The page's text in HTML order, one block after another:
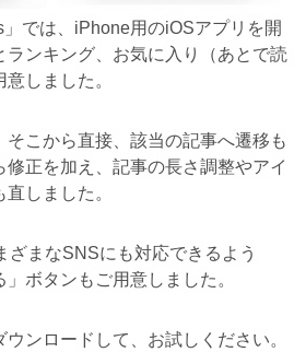
では、iPhone用のiOSアプリを開
ンキング、お気に入り（あとで読
しました。
そこから直接、該当の記事へ遷移も
正を加え、記事の長さ調整やアイ
しました。
ざまなSNSにも対応できるよう
」ボタンもご用意しました。
ンロードして、お試しください。